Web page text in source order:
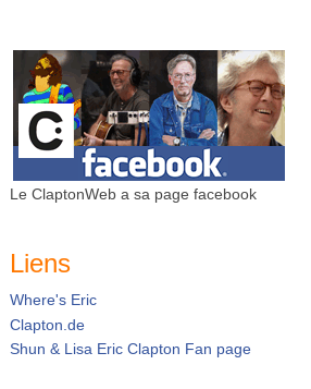
Le ClaptonWeb a sa page facebook
Liens
Where's Eric
Clapton.de
Shun & Lisa Eric Clapton Fan page